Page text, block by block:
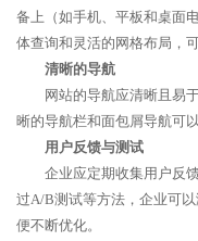
备上（如手机、平板和桌面
体查询和灵活的网格布局，
清晰的导航
网站的导航应清晰且易
晰的导航栏和面包屑导航可
用户反馈与测试
企业应定期收集用户反
过A/B测试等方法，企业可
便不断优化。